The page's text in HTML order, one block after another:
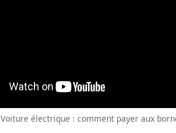
Voiture électrique : comment payer aux